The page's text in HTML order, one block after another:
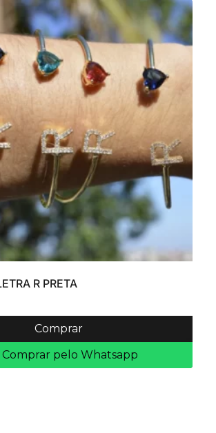
R PRETA
Comprar
Comprar pelo Whatsapp